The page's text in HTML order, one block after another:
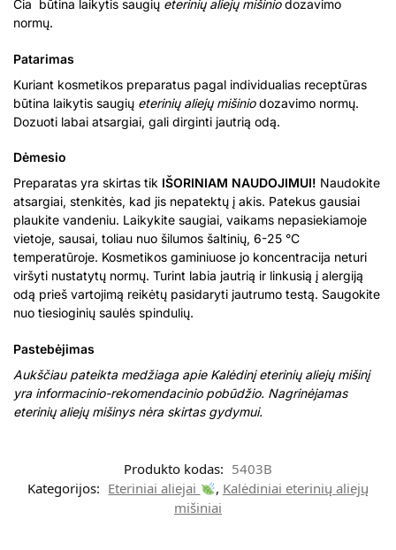
Čia būtina laikytis saugių eterinių aliejų mišiniodozavimo
normų.
Patarimas
Kuriant kosmetikos preparatus pagal individualias receptūras
būtina laikytis saugių eterinių aliejų mišiniodozavimo normų.
Dozuoti labai atsargiai, gali dirginti jautrią odą.
Dėmesio
Preparatas yra skirtas tik IŠORINIAM NAUDOJIMUI! Naudokite
atsargiai, stenkitės, kad jis nepatektų į akis. Patekus gausiai
plaukite vandeniu. Laikykite saugiai, vaikams nepasiekiamoje
vietoje, sausai, toliau nuo šilumos šaltinių, 6-25 °C
temperatūroje. Kosmetikos gaminiuose jo koncentracija neturi
viršyti nustatytų normų. Turint labia jautrią ir linkusią į alergiją
odą prieš vartojimą reikėtų pasidaryti jautrumo testą. Saugokite
nuo tiesioginių saulės spindulių.
Pastebėjimas
Aukščiau pateikta medžiaga apie Kalėdinį eterinių aliejų mišinį
yra informacinio-rekomendacinio pobūdžio. Nagrinėjamas
eterinių aliejų mišinys nėra skirtas gydymui.
Produkto kodas: 5403B
Kategorijos: Eteriniai aliejai , Kalėdiniai eterinių aliejų
mišiniai